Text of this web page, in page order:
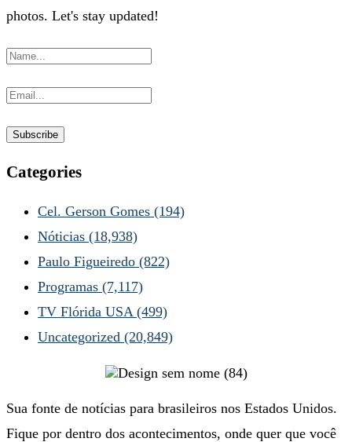
photos. Let's stay updated!
Categories
Cel. Gerson Gomes (194)
Nóticias (18,938)
Paulo Figueiredo (822)
Programas (7,117)
TV Flórida USA (499)
Uncategorized (20,849)
Sua fonte de notícias para brasileiros nos Estados Unidos.
Fique por dentro dos acontecimentos, onde quer que você